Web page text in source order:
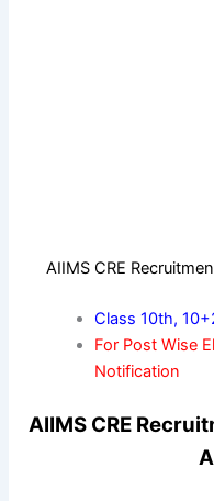
AIIMS CRE
Class 10th,
For Post Wise
Notification
AIIMS CRE